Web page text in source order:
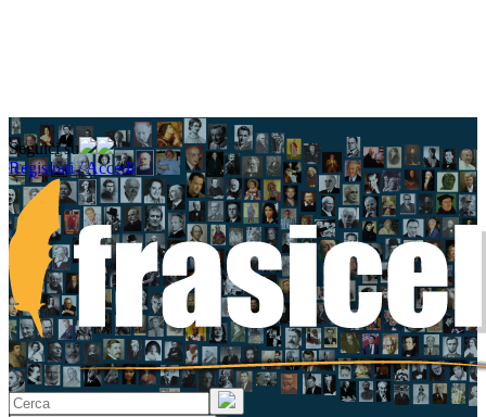
Seguici su
Registrati / Accedi